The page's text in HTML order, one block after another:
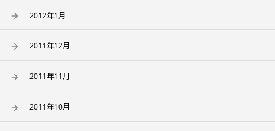
2012年1月
2011年12月
2011年11月
2011年10月